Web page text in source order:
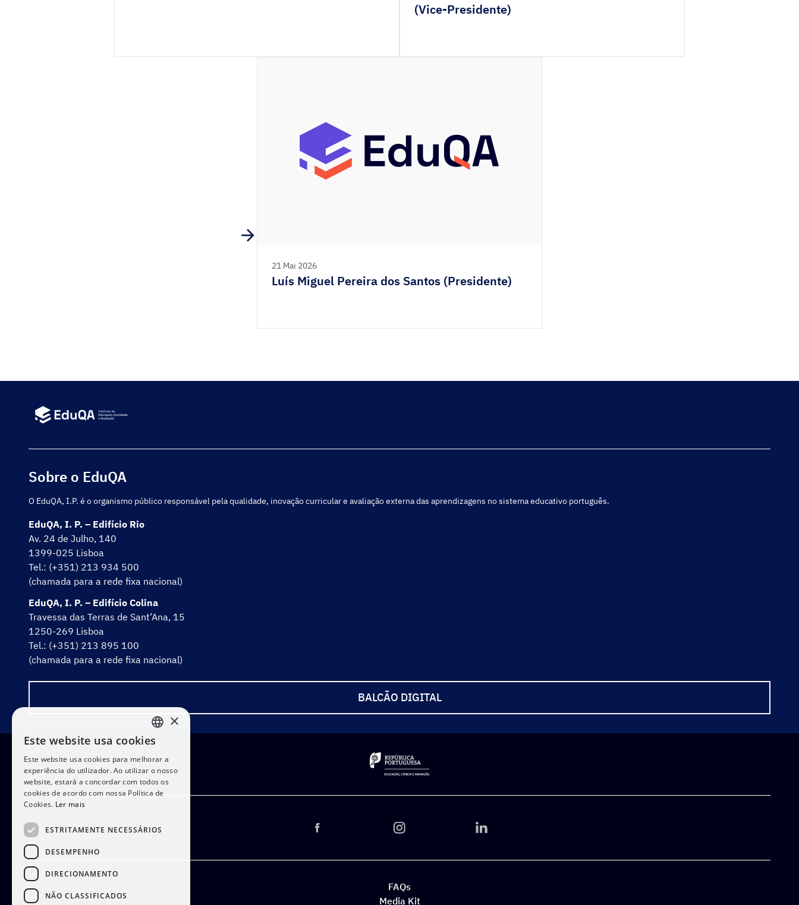
(Vice-Presidente)
21 Mai 2026
Luís Miguel Pereira dos Santos (Presidente)
Sobre o EduQA
O EduQA, I.P. é o organismo público responsável pela qualidade, inovação curricular e avaliação externa das aprendizagens no sistema educativo português.
EduQA, I. P. – Edifício Rio
Av. 24 de Julho, 140
1399-025 Lisboa
Tel.: (+351) 213 934 500
(chamada para a rede fixa nacional)
EduQA, I. P. – Edifício Colina
Travessa das Terras de Sant’Ana, 15
1250-269 Lisboa
Tel.: (+351) 213 895 100
(chamada para a rede fixa nacional)
BALCÃO DIGITAL
FAQs
Media Kit
PORTUGUESE
ENGLISH
×
Este website usa cookies
Este website usa cookies para melhorar a
experiência do utilizador. Ao utilizar o nosso
website, estará a concordar com todos os
cookies de acordo com nossa Política de
Cookies. Ler mais
ESTRITAMENTE NECESSÁRIOS
DESEMPENHO
DIRECIONAMENTO
NÃO CLASSIFICADOS